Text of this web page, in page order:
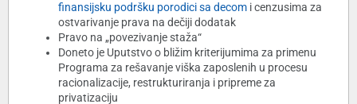
finansijsku podršku porodici sa decom i cenzusima za
ostvarivanje prava na dečiji dodatak
Pravo na „povezivanje staža“
Doneto je Uputstvo o bližim kriterijumima za primenu
Programa za rešavanje viška zaposlenih u procesu
racionalizacije, restrukturiranja i pripreme za
privatizaciju